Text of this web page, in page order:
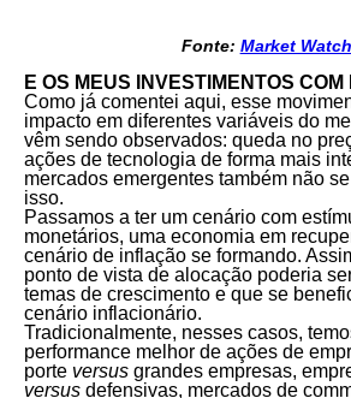
Fonte: Market Watch
E OS MEUS INVESTIMENTOS COM
Como já comentei aqui, esse
impacto em diferentes variáveis do
vêm sendo observados: queda no
ações de tecnologia de forma mais
mercados emergentes também não
isso.
Passamos a ter um cenário com
monetários, uma economia em
cenário de inflação se formando.
ponto de vista de alocação poderia
temas de crescimento e que se
cenário inflacionário.
Tradicionalmente, nesses casos,
performance melhor de ações de
porte versus grandes empresas,
versus defensivas, mercados de